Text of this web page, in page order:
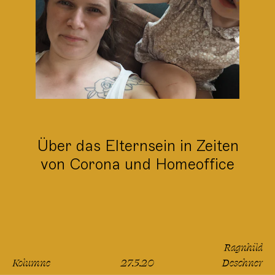
Über das Elternsein in Zeiten
von Corona und Homeoffice
Kolumne 27.5.20
Ragnhild
Deschner